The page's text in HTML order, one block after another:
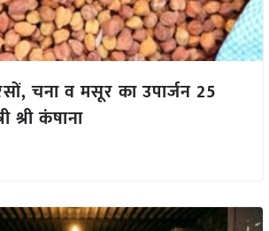
चना व मसूर का उपार्जन 25
श्री कंषाना